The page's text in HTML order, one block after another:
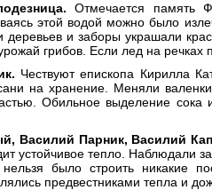
Отмечается память
этой водой можно было
деревьев и заборы украшали
грибов. Если лед на речках
Чествуют епископа Кирилла
на хранение. Меняли
Обильное выделение
Василий Парник, Василий
устойчивое тепло. Наблюдали
было строить никакие
предвестниками тепла и